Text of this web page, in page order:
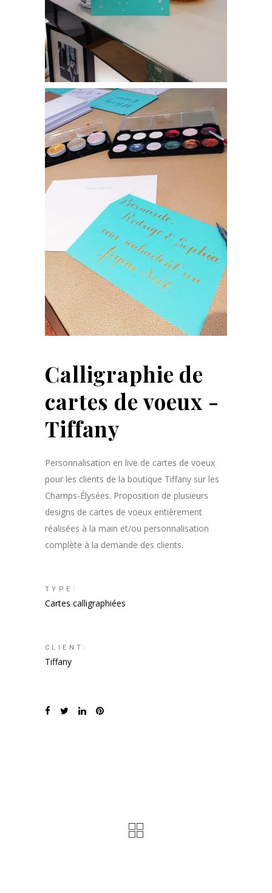
Calligraphie de
cartes de voeux -
Tiffany
Personnalisation en live de cartes de voeux
pour les clients de la boutique Tiffany sur les
Champs-Élysées. Proposition de plusieurs
designs de cartes de voeux entièrement
réalisées à la main et/ou personnalisation
complète à la demande des clients.
TYPE:
Cartes calligraphiées
CLIENT:
Tiffany